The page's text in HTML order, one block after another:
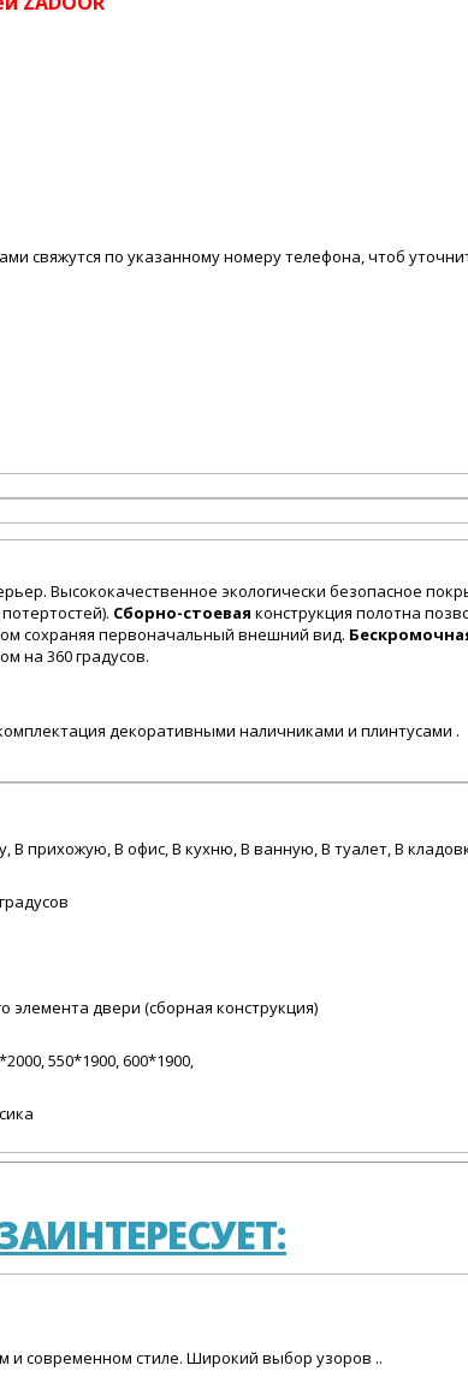
свяжутся по указанному номеру телефона, чтоб
Высококачественное экологически безопасное
Сборно-стоевая конструкция полотна
сохраняя первоначальный внешний вид.
на 360 градусов.
декоративными наличниками и плинтусами .
В прихожую, В офис, В кухню, В ванную, В туалет, В
элемента двери (сборная конструкция)
550*1900, 600*1900,
и современном стиле. Широкий выбор узоров ..